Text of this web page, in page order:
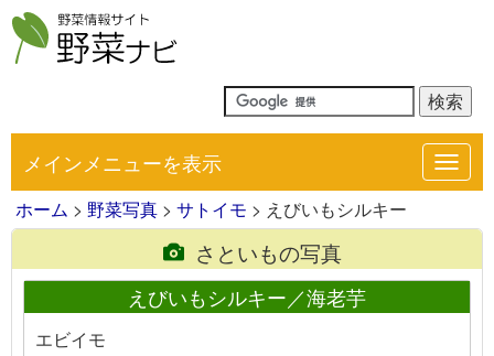
メインメニューを表示
ホーム > 野菜写真 > サトイモ > えびいもシルキー
さといもの写真
えびいもシルキー／海老芋
エビイモ